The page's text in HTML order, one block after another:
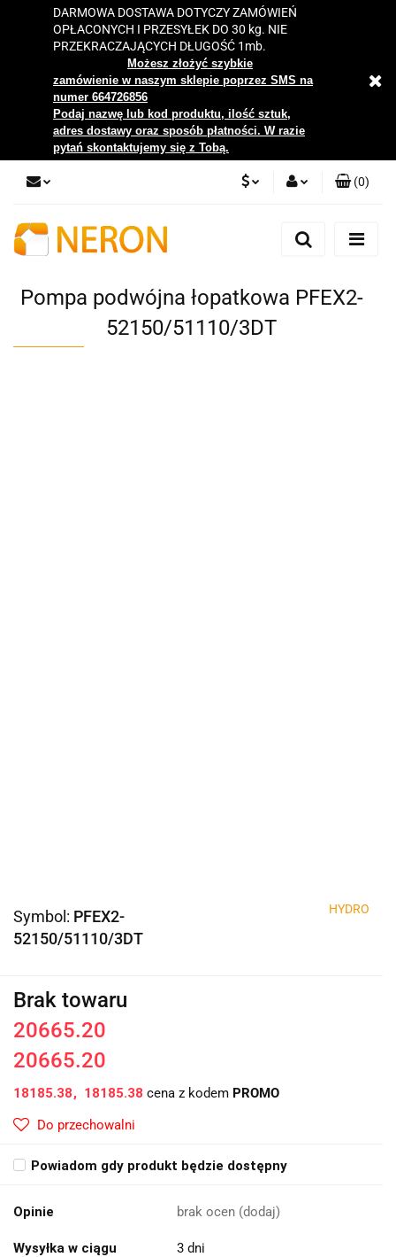
DARMOWA DOSTAWA DOTYCZY ZAMÓWIEŃ
OPŁACONYCH I PRZESYŁEK DO 30 kg. NIE
PRZEKRACZAJĄCYCH DŁUGOŚĆ 1mb.
Możesz złożyć szybkie
zamówienie w naszym sklepie poprzez SMS na
numer 664726856
Podaj nazwę lub kod produktu, ilość sztuk,
adres dostawy oraz sposób płatności. W razie
pytań skontaktujemy się z Tobą.
Zaloguj się
Zgody cookies
(0)
Pompa podwójna łopatkowa PFEX2-
52150/51110/3DT
Symbol: PFEX2-
52150/51110/3DT
HYDRO
Brak towaru
20665.20
20665.20
18185.38 18185.38 cena z kodem PROMO
Do przechowalni
Powiadom gdy produkt będzie dostępny
Opinie brak ocen (dodaj)
Wysyłka w ciągu 3 dni